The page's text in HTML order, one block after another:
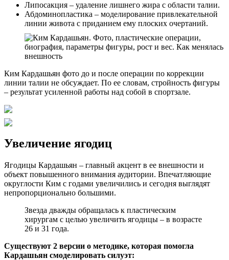
Липосакция – удаление лишнего жира с области талии.
Абдоминопластика – моделирование привлекательной
линии живота с приданием ему плоских очертаний.
Ким Кардашьян фото до и после операции по коррекции
линии талии не обсуждает. По ее словам, стройность фигуры
– результат усиленной работы над собой в спортзале.
Увеличение ягодиц
Ягодицы Кардашьян – главный акцент в ее внешности и
объект повышенного внимания аудитории. Впечатляющие
округлости Ким с годами увеличились и сегодня выглядят
непропорционально большими.
Звезда дважды обращалась к пластическим
хирургам с целью увеличить ягодицы – в возрасте
26 и 31 года.
Существуют 2 версии о методике, которая помогла
Кардашьян смоделировать силуэт: